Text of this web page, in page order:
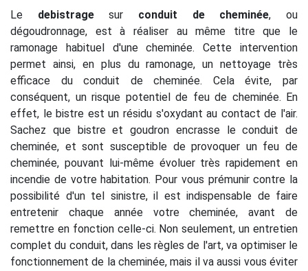
Le debistragesur conduit de cheminée, ou
dégoudronnage, est à réaliser au même titre que le
ramonage habituel d'une cheminée. Cette intervention
permet ainsi, en plus du ramonage, un nettoyage très
efficace du conduit de cheminée. Cela évite, par
conséquent, un risque potentiel de feu de cheminée. En
effet, le bistre est un résidu s'oxydant au contact de l'air.
Sachez que bistre et goudron encrasse le conduit de
cheminée, et sont susceptible de provoquer un feu de
cheminée, pouvant lui-même évoluer très rapidement en
incendie de votre habitation. Pour vous prémunir contre la
possibilité d'un tel sinistre, il est indispensable de faire
entretenir chaque année votre cheminée, avant de
remettre en fonction celle-ci. Non seulement, un entretien
complet du conduit, dans les règles de l'art, va optimiser le
fonctionnement de la cheminée, mais il va aussi vous éviter